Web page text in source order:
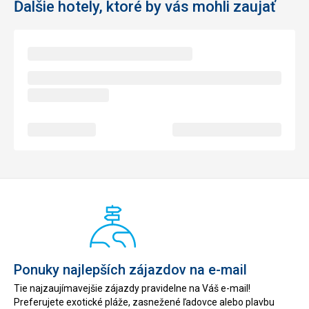
Ďalšie hotely, ktoré by vás mohli zaujať
Ponuky najlepších zájazdov na e-mail
Tie najzaujímavejšie zájazdy pravidelne na Váš e-mail!
Preferujete exotické pláže, zasnežené ľadovce alebo plavbu